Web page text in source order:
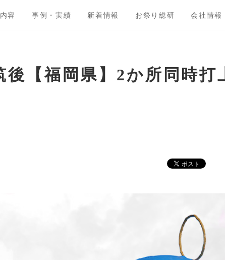
容 事例・実績 新着情報 お祭り総研 会社情報
【福岡県】2か所同時打